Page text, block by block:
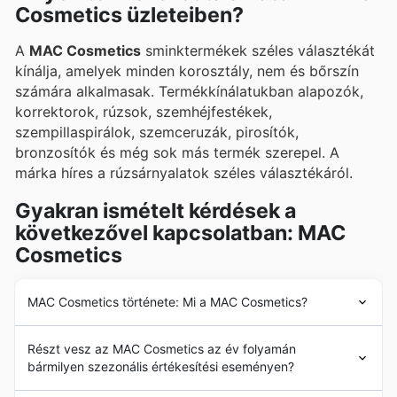
promóciókat.
Cosmetics üzleteiben?
A MAC Cosmetics sminktermékek széles választékát
kínálja, amelyek minden korosztály, nem és bőrszín
számára alkalmasak. Termékkínálatukban alapozók,
korrektorok, rúzsok, szemhéjfestékek,
szempillaspirálok, szemceruzák, pirosítók,
bronzosítók és még sok más termék szerepel. A
márka híres a rúzsárnyalatok széles választékáról.
Gyakran ismételt kérdések a
következővel kapcsolatban: MAC
Cosmetics
MAC Cosmetics története: Mi a MAC Cosmetics?
Torontóban Frank Toskan és Frank Angelo. A márkát
eredetileg azért hozták létre, hogy professzionális
sminkmesterek számára kínáljon sminktermékeket. Az
Részt vesz az MAC Cosmetics az év folyamán
bármilyen szezonális értékesítési eseményen?